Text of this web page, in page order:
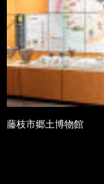
藤枝市郷土博物館